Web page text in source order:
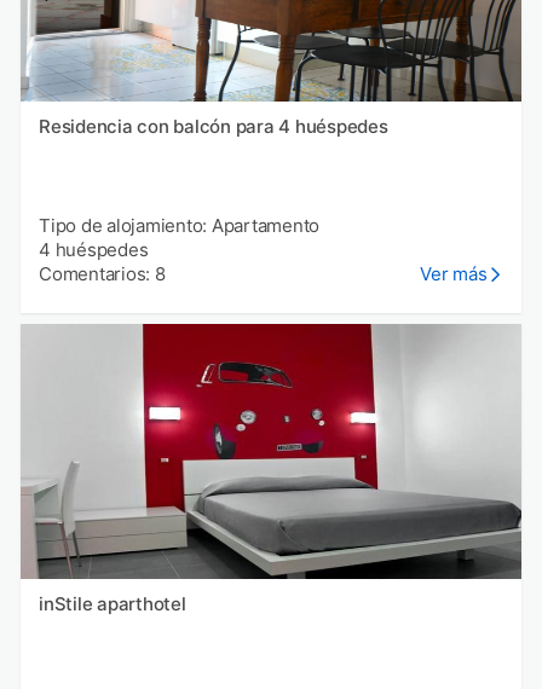
Residencia con balcón para 4 huéspedes
Tipo de alojamiento: Apartamento
4 huéspedes
Comentarios: 8
Ver más
inStile aparthotel